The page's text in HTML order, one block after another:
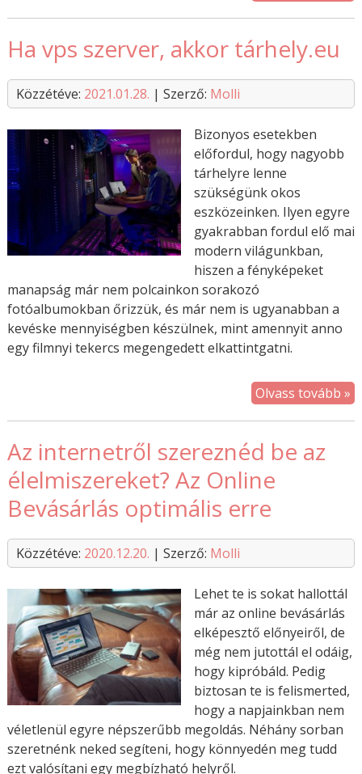
Ha vps szerver, akkor tárhely.eu
Közzétéve: 2021.01.28. | Szerző: Molli
Bizonyos esetekben
előfordul, hogy nagyobb
tárhelyre lenne
szükségünk okos
eszközeinken. Ilyen egyre
gyakrabban fordul elő mai
modern világunkban,
hiszen a fényképeket
manapság már nem polcainkon sorakozó
fotóalbumokban őrizzük, és már nem is ugyanabban a
kevéske mennyiségben készülnek, mint amennyit anno
egy filmnyi tekercs megengedett elkattintgatni.
Olvass tovább »
Az internetről szereznéd be az
élelmiszereket? Az Online
Bevásárlás optimális erre
Közzétéve: 2020.12.20. | Szerző: Molli
Lehet te is sokat hallottál
már az online bevásárlás
elképesztő előnyeiről, de
még nem jutottál el odáig,
hogy kipróbáld. Pedig
biztosan te is felismerted,
hogy a napjainkban nem
véletlenül egyre népszerűbb megoldás. Néhány sorban
szeretnénk neked segíteni, hogy könnyedén meg tudd
ezt valósítani egy megbízható helyről.